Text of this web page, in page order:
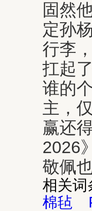
固然
定孙
行李
扛起
谁的
主，
赢还
2026
敬佩
相关词
棉毡